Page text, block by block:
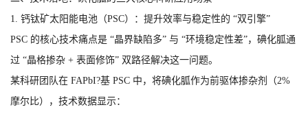
1. 钙钛矿太阳能电池（PSC）：提升效率与稳定性的 “双引擎”
PSC 的核心技术痛点是 “晶界缺陷多” 与 “环境稳定性差”，碘化胍通
过 “晶格掺杂 + 表面修饰” 双路径解决这一问题。
某科研团队在 FAPbI?基 PSC 中，将碘化胍作为前驱体掺杂剂（2%
摩尔比），技术数据显示：